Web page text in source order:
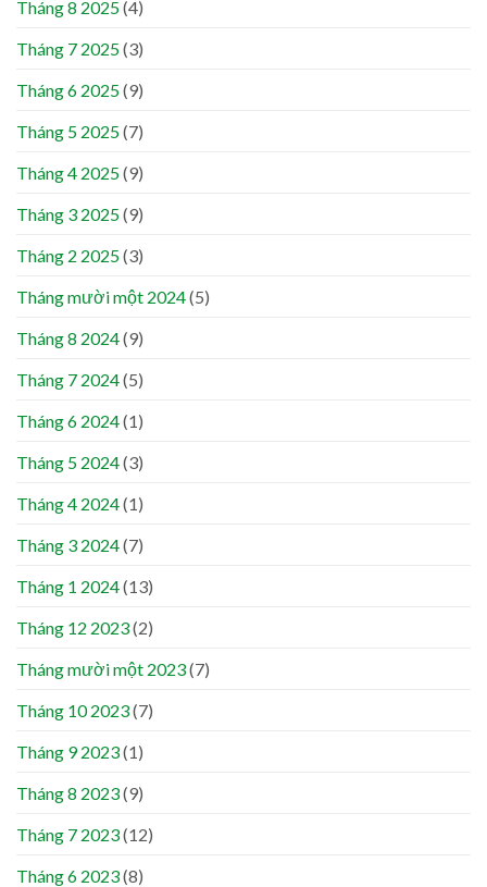
Tháng 8 2025(4)
Tháng 7 2025(3)
Tháng 6 2025(9)
Tháng 5 2025(7)
Tháng 4 2025(9)
Tháng 3 2025(9)
Tháng 2 2025(3)
Tháng mười một 2024(5)
Tháng 8 2024(9)
Tháng 7 2024(5)
Tháng 6 2024(1)
Tháng 5 2024(3)
Tháng 4 2024(1)
Tháng 3 2024(7)
Tháng 1 2024(13)
Tháng 12 2023(2)
Tháng mười một 2023(7)
Tháng 10 2023(7)
Tháng 9 2023(1)
Tháng 8 2023(9)
Tháng 7 2023(12)
Tháng 6 2023(8)